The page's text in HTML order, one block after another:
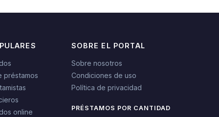
préstamos
online
SOBRE EL PORTAL
Sobre nosotros
Condiciones de uso
Política de privacidad
PRÉSTAMOS POR CANTIDAD